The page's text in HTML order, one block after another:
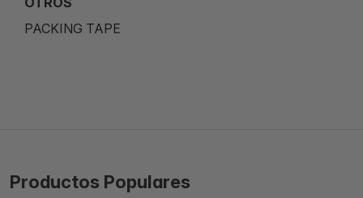
PACKING TAPE
Productos Populares